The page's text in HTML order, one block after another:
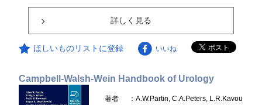
詳しく見る
ほしいものリストに登録 いいね
Campbell-Walsh-Wein Handbook of Urology
著者
：A.W.Partin, C.A.Peters, L.R.Kavou